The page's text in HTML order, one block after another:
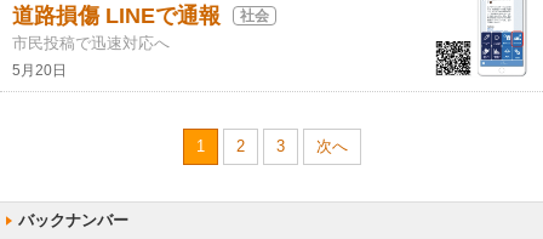
道路損傷 LINEで通報 社会
市民投稿で迅速対応へ
5月20日
1 2 3 次へ